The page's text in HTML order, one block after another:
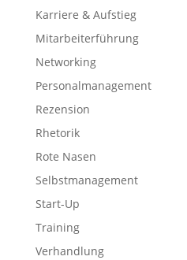
Karriere & Aufstieg
Mitarbeiterführung
Networking
Personalmanagement
Rezension
Rhetorik
Rote Nasen
Selbstmanagement
Start-Up
Training
Verhandlung